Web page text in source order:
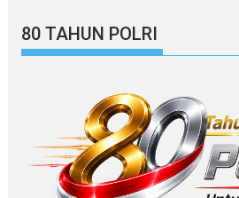
80 TAHUN POLRI